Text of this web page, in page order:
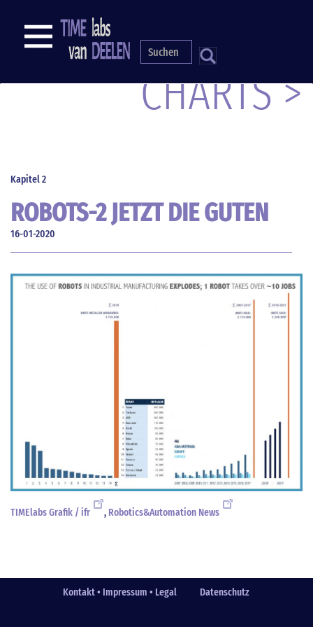
S
NAVIGATION
CHARTS >
Kapitel 2
ROBOTS-2 JETZT DIE GUTEN
16-01-2020
TIMElabs Grafik / ifr , Robotics&Automation News
Fußzeile
Kontakt • Impressum • Legal Datenschutz